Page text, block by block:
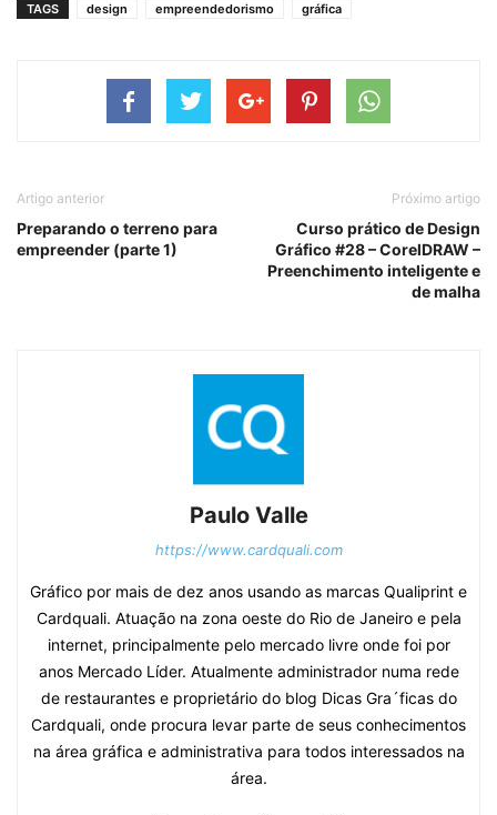
TAGS design empreendedorismo gráfica
Artigo anterior
Preparando o terreno para
empreender (parte 1)
Próximo artigo
Curso prático de Design
Gráfico #28 – CorelDRAW –
Preenchimento inteligente e
de malha
Paulo Valle
https://www.cardquali.com
Gráfico por mais de dez anos usando as marcas Qualiprint e
Cardquali. Atuação na zona oeste do Rio de Janeiro e pela
internet, principalmente pelo mercado livre onde foi por
anos Mercado Líder. Atualmente administrador numa rede
de restaurantes e proprietário do blog Dicas Gra´ficas do
Cardquali, onde procura levar parte de seus conhecimentos
na área gráfica e administrativa para todos interessados na
área.